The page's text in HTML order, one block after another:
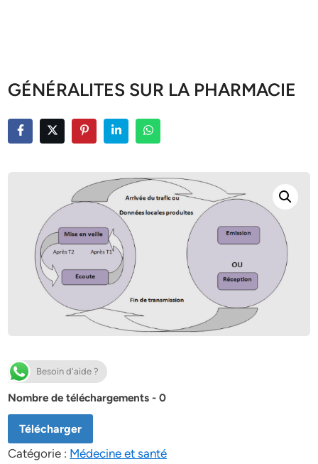
GÉNÉRALITES SUR LA PHARMACIE
Besoin d'aide ?
Nombre de téléchargements - 0
Télécharger
Catégorie : Médecine et santé